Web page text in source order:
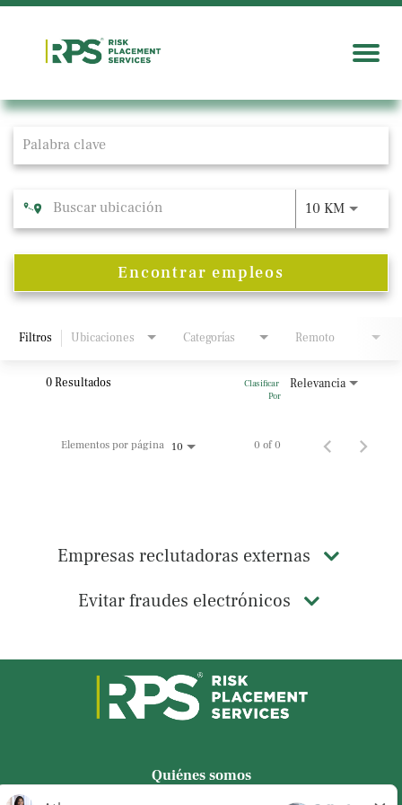
Job Search Page
10 KM
Encontrar empleos
Filtros Ubicaciones Categorías Remoto
0 Resultados Relevancia
Clasificar
Por
Elementos por página 10 0 of 0
Empresas reclutadoras externas
Evitar fraudes electrónicos
Quiénes somos